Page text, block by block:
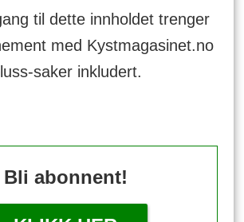
til dette innholdet trenger
med Kystmagasinet.no
saker inkludert.
Bli abonnent!